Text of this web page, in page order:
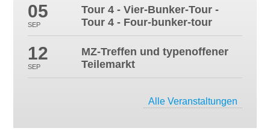
05
SEP
Tour 4 - Vier-Bunker-Tour -
Tour 4 - Four-bunker-tour
12
SEP
MZ-Treffen und typenoffener
Teilemarkt
Alle Veranstaltungen